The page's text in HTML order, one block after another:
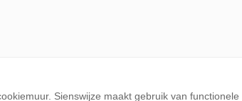
Sienswijze maakt gebruik van